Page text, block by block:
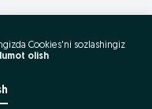
Cookies'ni sozlashingiz
olish